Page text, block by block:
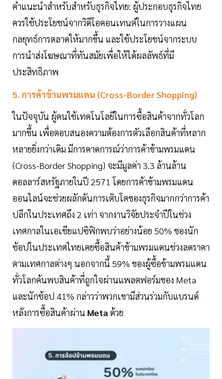
คำแนะนำสำหรับสำหรับธุรกิจไทย: ผู้ประกอบธุรกิจไทย
ควรใช้ประโยชน์จากวิดีโอคอนเทนต์ในการวางแผน
กลยุทธ์การตลาดให้มากขึ้น และใช้ประโยชน์จากระบบ
การนำส่งโฆษณาที่ทันสมัยเพื่อให้ได้ผลลัพธ์ที่มี
ประสิทธิภาพ
5. การค้าข้ามพรมแดน (Cross-Border Shopping)
ในปัจจุบัน ผู้คนใช้เทคโนโลยีในการซื้อสินค้าจากทั่วโลก
มากขึ้น เพื่อตอบสนองความต้องการตัวเลือกสินค้าที่หลาก
หลายยิ่งกว่าเดิม มีการคาดการณ์ว่าการค้าข้ามพรมแดน
(Cross-Border Shopping) จะมีมูลค่า 3.3 ล้านล้าน
ดอลลาร์สหรัฐภายในปี 2571 โดยการค้าข้ามพรมแดน
ออนไลน์จะช่วยผลักดันการเติบโตของธุรกิจมากกว่าการค้า
ปลีกในประเทศถึง 2 เท่า จากงานวิจัยประจำปีในช่วง
เทศกาลในเอเชียแปซิฟิกพบว่าอย่างน้อย 50% ของนัก
ช้อปในประเทศไทยเคยซื้อสินค้าข้ามพรมแดนช่วงลดราคา
ตามเทศกาลต่างๆ นอกจากนี้ 59% ของผู้ซื้อข้ามพรมแดน
ทั่วโลกค้นพบสินค้าที่ถูกใจผ่านแพลตฟอร์มของ Meta
และนักช้อป 41% กล่าวว่าพวกเขามีส่วนร่วมกับแบรนด์
หลังการซื้อสินค้าผ่าน Meta ด้วย